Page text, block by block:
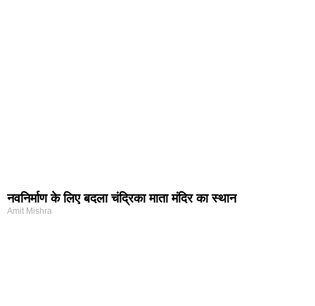
नवनिर्माण के लिए बदला चंद्रिका माता मंदिर का स्थान
Amit Mishra